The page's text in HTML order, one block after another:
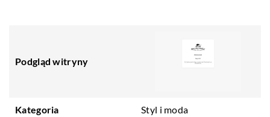
Podgląd witryny
Kategoria Styl i moda